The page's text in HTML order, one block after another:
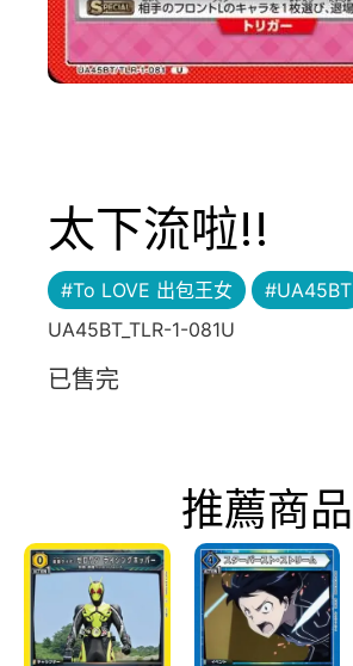
太下流啦!!
#To LOVE 出包王女 #UA45BT
UA45BT_TLR-1-081U
已售完
推薦商品